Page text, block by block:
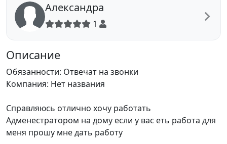
Александра
1
Описание
Обязанности: Отвечат на звонки
Компания: Нет названия
Справляюсь отлично хочу работать
Адменестратором на дому если у вас еть работа для
меня прошу мне дать работу